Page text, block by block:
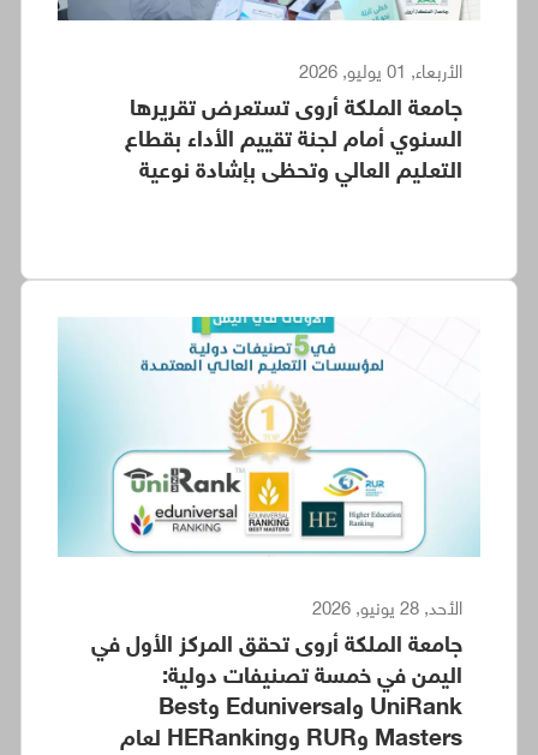
الأربعاء, 01 يوليو, 2026
جامعة الملكة أروى تستعرض تقريرها
السنوي أمام لجنة تقييم الأداء بقطاع
التعليم العالي وتحظى بإشادة نوعية
الأحد, 28 يونيو, 2026
جامعة الملكة أروى تحقق المركز الأول في
اليمن في خمسة تصنيفات دولية:
UniRank وEduniversal وBest
Masters وRUR وHERanking لعام